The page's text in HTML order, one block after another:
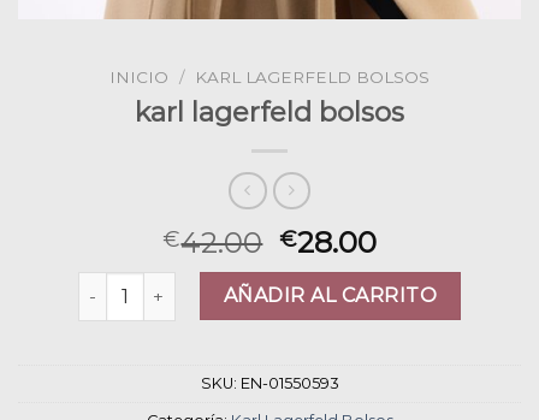
INICIO / KARL LAGERFELD BOLSOS
karl lagerfeld bolsos
€42.00 €28.00
karl lagerfeld bolsos cantidadAÑADIR AL CARRITO
SKU: EN-01550593